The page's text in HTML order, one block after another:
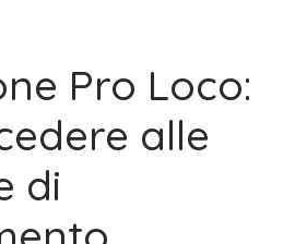
Pro Loco:
alle
di